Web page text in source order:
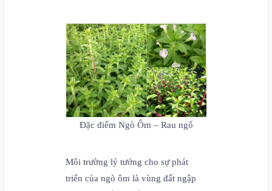
Đặc điểm Ngò Ôm – Rau ngổ
Môi trường lý tưởng cho sự phát
triển của ngò ôm là vùng đất ngập